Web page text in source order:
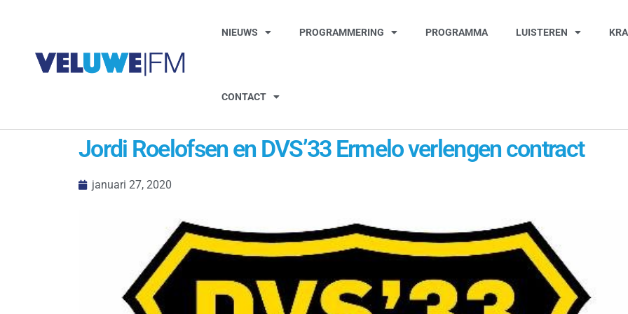
NIEUWS PROGRAMMERING PROGRAMMA LUISTEREN
CONTACT
Jordi Roelofsen en DVS’33 Ermelo verlengen contract
januari 27, 2020